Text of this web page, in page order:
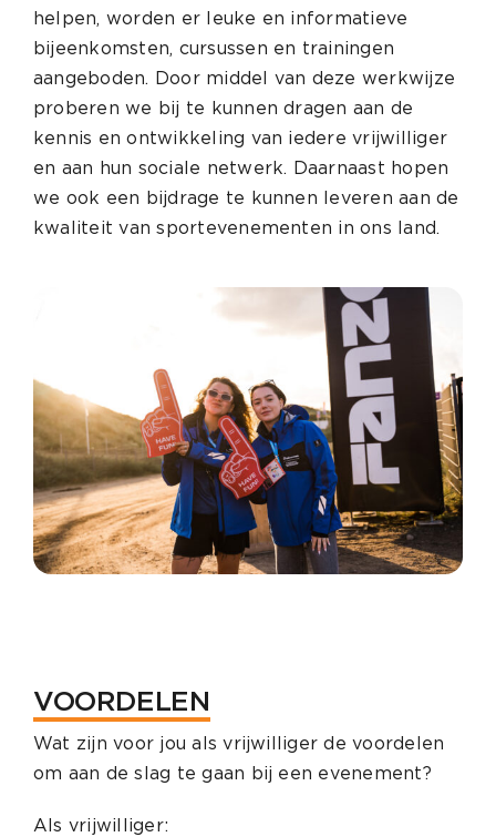
helpen, worden er leuke en informatieve
bijeenkomsten, cursussen en trainingen
aangeboden. Door middel van deze werkwijze
proberen we bij te kunnen dragen aan de
kennis en ontwikkeling van iedere vrijwilliger
en aan hun sociale netwerk. Daarnaast hopen
we ook een bijdrage te kunnen leveren aan de
kwaliteit van sportevenementen in ons land.
VOORDELEN
Wat zijn voor jou als vrijwilliger de voordelen
om aan de slag te gaan bij een evenement?
Als vrijwilliger: